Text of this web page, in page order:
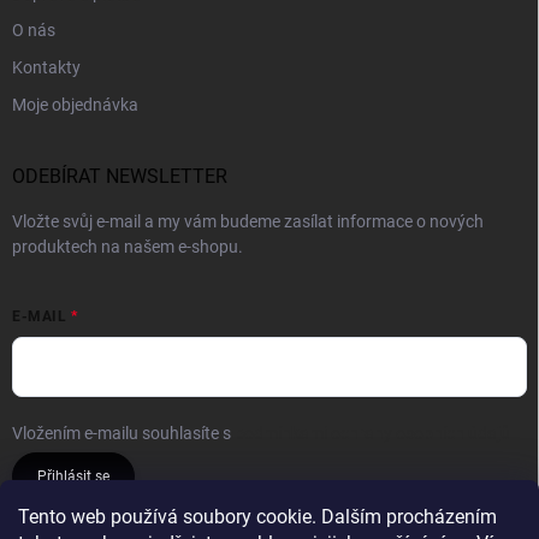
Tento web používá soubory cookie. Dalším procházením
O nás
Kontakty
Moje objednávka
ODEBÍRAT NEWSLETTER
Vložte svůj e-mail a my vám budeme zasílat informace o nových
produktech na našem e-shopu.
E-MAIL
Vložením e-mailu souhlasíte s
Přihlásit se